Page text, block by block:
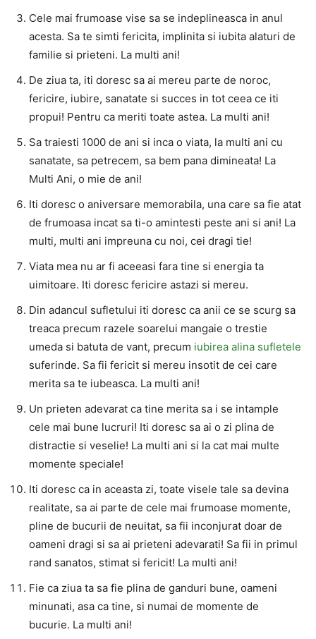
Cele mai frumoase vise sa se indeplineasca in anul
acesta. Sa te simti fericita, implinita si iubita alaturi de
familie si prieteni. La multi ani!
De ziua ta, iti doresc sa ai mereu parte de noroc,
fericire, iubire, sanatate si succes in tot ceea ce iti
propui! Pentru ca meriti toate astea. La multi ani!
Sa traiesti 1000 de ani si inca o viata, la multi ani cu
sanatate, sa petrecem, sa bem pana dimineata! La
Multi Ani, o mie de ani!
Iti doresc o aniversare memorabila, una care sa fie atat
de frumoasa incat sa ti-o amintesti peste ani si ani! La
multi, multi ani impreuna cu noi, cei dragi tie!
Viata mea nu ar fi aceeasi fara tine si energia ta
uimitoare. Iti doresc fericire astazi si mereu.
Din adancul sufletului iti doresc ca anii ce se scurg sa
treaca precum razele soarelui mangaie o trestie
umeda si batuta de vant, precum iubirea alina sufletele
suferinde. Sa fii fericit si mereu insotit de cei care
merita sa te iubeasca. La multi ani!
Un prieten adevarat ca tine merita sa i se intample
cele mai bune lucruri! Iti doresc sa ai o zi plina de
distractie si veselie! La multi ani si la cat mai multe
momente speciale!
Iti doresc ca in aceasta zi, toate visele tale sa devina
realitate, sa ai parte de cele mai frumoase momente,
pline de bucurii de neuitat, sa fii inconjurat doar de
oameni dragi si sa ai prieteni adevarati! Sa fii in primul
rand sanatos, stimat si fericit! La multi ani!
Fie ca ziua ta sa fie plina de ganduri bune, oameni
minunati, asa ca tine, si numai de momente de
bucurie. La multi ani!